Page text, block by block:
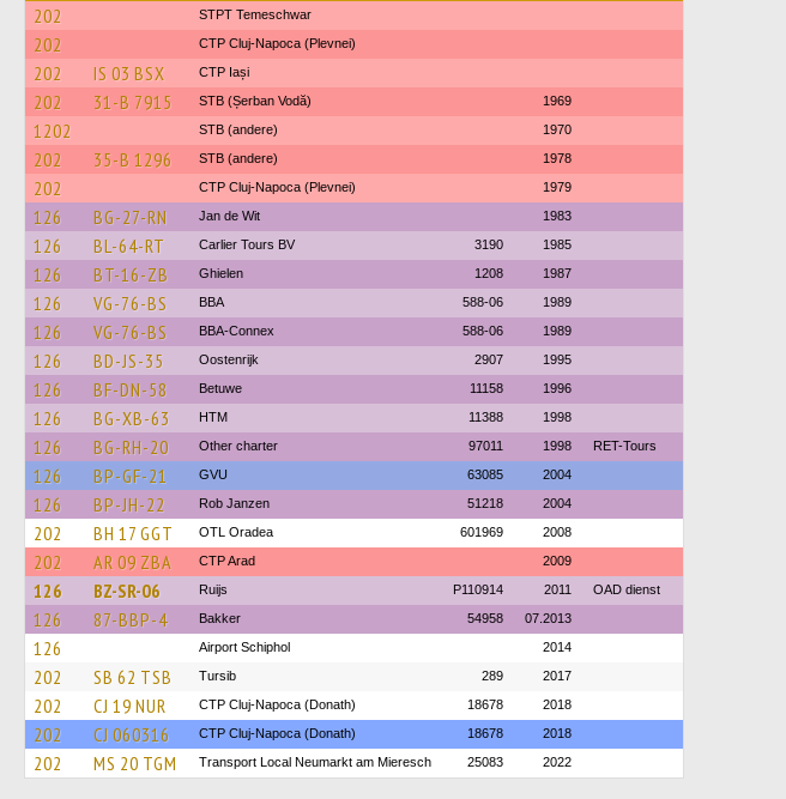
202 STPT Temeschwar
202 CTP Cluj-Napoca (Plevnei)
202 IS 03 BSX CTP Iași
202 31-B 7915 STB (Șerban Vodă) 1969
1202 STB (andere) 1970
202 35-B 1296 STB (andere) 1978
202 CTP Cluj-Napoca (Plevnei) 1979
126 BG-27-RN Jan de Wit 1983
126 BL-64-RT Carlier Tours BV 3190 1985
126 BT-16-ZB Ghielen 1208 1987
126 VG-76-BS BBA 588-06 1989
126 VG-76-BS BBA-Connex 588-06 1989
126 BD-JS-35 Oostenrijk 2907 1995
126 BF-DN-58 Betuwe 11158 1996
126 BG-XB-63 HTM 11388 1998
126 BG-RH-20 Other charter 97011 1998 RET-Tours
126 BP-GF-21 GVU 63085 2004
126 BP-JH-22 Rob Janzen 51218 2004
202 BH 17 GGT OTL Oradea 601969 2008
202 AR 09 ZBA CTP Arad 2009
126 BZ-SR-06 Ruijs P110914 2011 OAD dienst
126 87-BBP-4 Bakker 54958 07.2013
126 Airport Schiphol 2014
202 SB 62 TSB Tursib 289 2017
202 CJ 19 NUR CTP Cluj-Napoca (Donath) 18678 2018
202 CJ 060316 CTP Cluj-Napoca (Donath) 18678 2018
202 MS 20 TGM Transport Local Neumarkt am Mieresch 25083 2022